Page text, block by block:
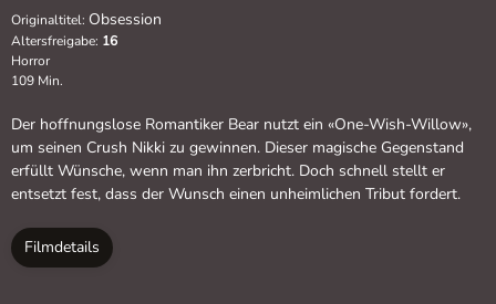
Originaltitel: Obsession
Altersfreigabe: 16
Horror
109 Min.
Der hoffnungslose Romantiker Bear nutzt ein «One-Wish-Willow»,
um seinen Crush Nikki zu gewinnen. Dieser magische Gegenstand
erfüllt Wünsche, wenn man ihn zerbricht. Doch schnell stellt er
entsetzt fest, dass der Wunsch einen unheimlichen Tribut fordert.
Filmdetails